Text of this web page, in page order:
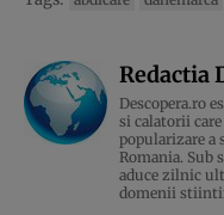
Redactia
Descopera.ro
si calatorii
popularizare a
Romania. Sub
aduce zilnic
domenii